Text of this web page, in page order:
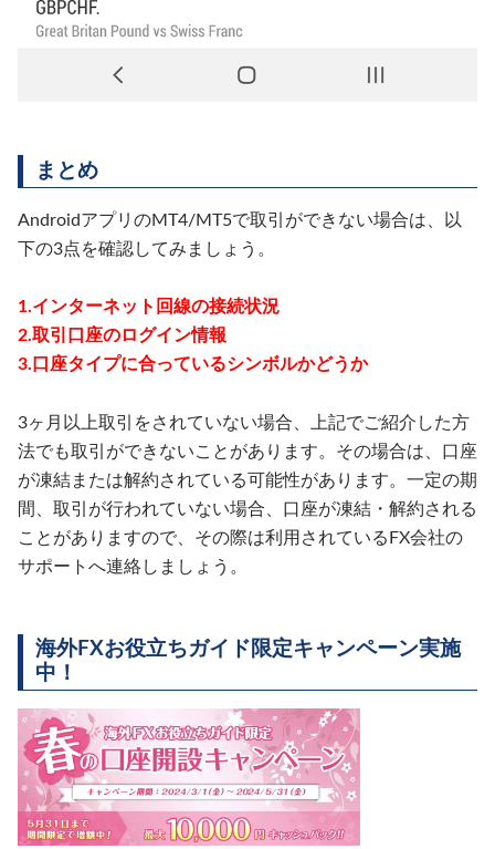
まとめ
AndroidアプリのMT4/MT5で取引ができない場合は、以
下の3点を確認してみましょう。
1.インターネット回線の接続状況
2.取引口座のログイン情報
3.口座タイプに合っているシンボルかどうか
3ヶ月以上取引をされていない場合、上記でご紹介した方
法でも取引ができないことがあります。その場合は、口座
が凍結または解約されている可能性があります。一定の期
間、取引が行われていない場合、口座が凍結・解約される
ことがありますので、その際は利用されているFX会社の
サポートへ連絡しましょう。
海外FXお役立ちガイド限定キャンペーン実施
中！